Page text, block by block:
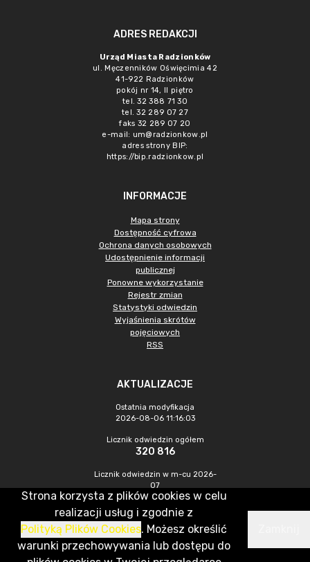
ADRES REDAKCJI
Urząd Miasta Radzionków
ul. Męczenników Oświęcimia 42
41-922 Radzionków
pokój nr 14, II piętro
tel. 32 388 71 30
tel. 32 289 07 27
faks 32 289 07 20
e-mail: um@radzionkow.pl
adres strony BIP:
https://bip.radzionkow.pl
INFORMACJE
Mapa strony
Dostępność cyfrowa
Ochrona danych osobowych
Udostępnienie informacji
publicznej
Ponowne wykorzystanie
Rejestr zmian
Statystyki odwiedzin
Wyjaśnienia skrótów
pojęciowych
RSS
AKTUALIZACJE
Ostatnia modyfikacja
2026-08-06 11:16:03
Licznik odwiedzin ogółem
320 816
Licznik odwiedzin w m-cu 2026-
07
875
CMS & Hosting: Nefeni Sp. z o.o.
Strona korzysta z plików cookies w celu
realizacji usług i zgodnie z
Polityką Plików Cookies. Możesz określić
warunki przechowywania lub dostępu do